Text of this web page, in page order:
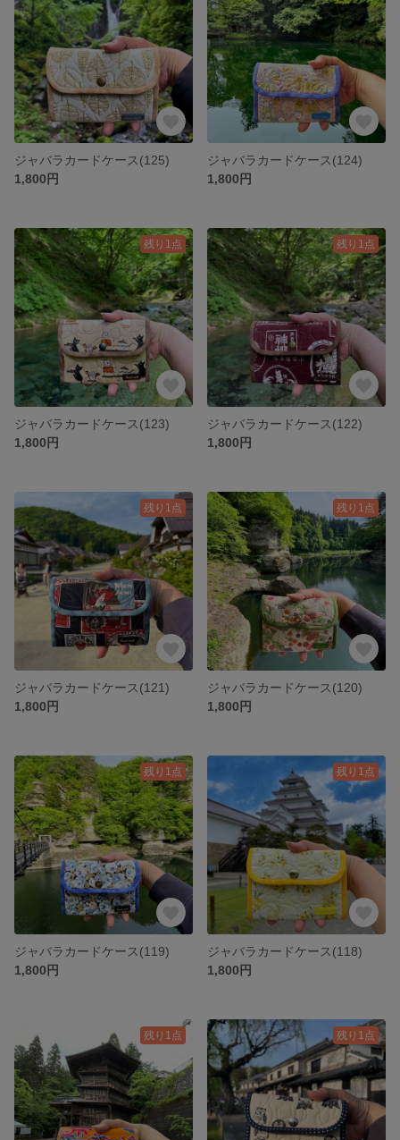
ジャバラカードケース(125)
1,800円
ジャバラカードケース(124)
1,800円
残り1点
ジャバラカードケース(123)
1,800円
残り1点
ジャバラカードケース(122)
1,800円
残り1点
ジャバラカードケース(121)
1,800円
残り1点
ジャバラカードケース(120)
1,800円
残り1点
ジャバラカードケース(119)
1,800円
残り1点
ジャバラカードケース(118)
1,800円
残り1点 残り1点